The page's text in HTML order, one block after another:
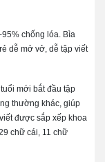
chống lóa. Bìa
dễ mở vở, dễ tập viết
mới bắt đầu tập
thường khác, giúp
được sắp xếp khoa
chữ cái, 11 chữ